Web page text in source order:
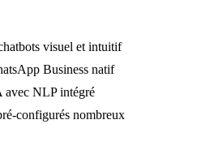
visuel et intuitif
Business natif
avec NLP intégré
configurés nombreux